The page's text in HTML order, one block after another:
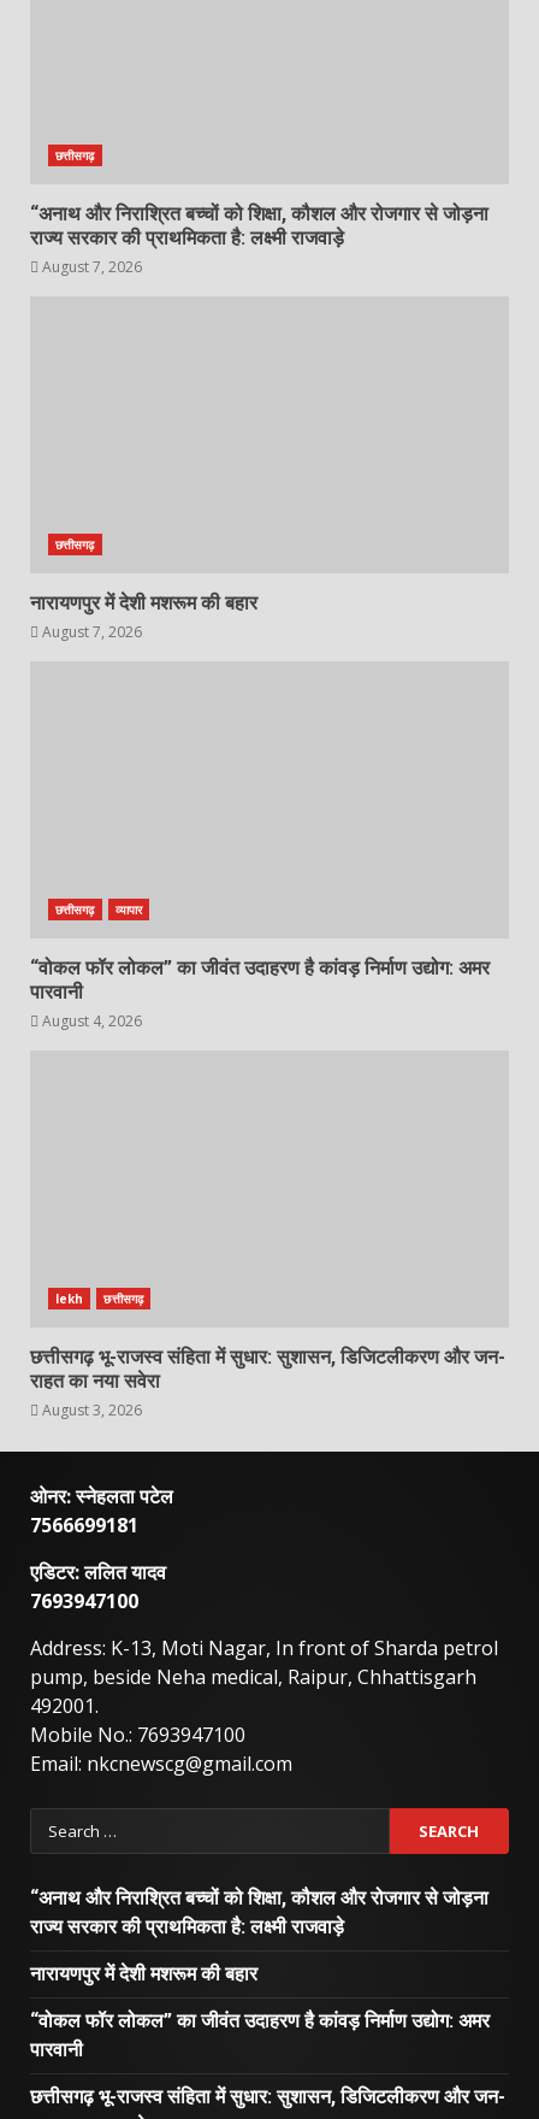
छत्तीसगढ़
“अनाथ और निराश्रित बच्चों को शिक्षा, कौशल और रोजगार से जोड़ना
राज्य सरकार की प्राथमिकता है: लक्ष्मी राजवाड़े
August 7, 2026
छत्तीसगढ़
नारायणपुर में देशी मशरूम की बहार
August 7, 2026
छत्तीसगढ़ व्यापार
“वोकल फॉर लोकल” का जीवंत उदाहरण है कांवड़ निर्माण उद्योग: अमर
पारवानी
August 4, 2026
lekh छत्तीसगढ़
छत्तीसगढ़ भू-राजस्व संहिता में सुधार: सुशासन, डिजिटलीकरण और जन-
राहत का नया सवेरा
August 3, 2026
ओनर: स्नेहलता पटेल
7566699181
एडिटर: ललित यादव
7693947100
Address: K-13, Moti Nagar, In front of Sharda petrol
pump, beside Neha medical, Raipur, Chhattisgarh
492001.
Mobile No.: 7693947100
Email: nkcnewscg@gmail.com
Search
for:
“अनाथ और निराश्रित बच्चों को शिक्षा, कौशल और रोजगार से जोड़ना
राज्य सरकार की प्राथमिकता है: लक्ष्मी राजवाड़े
नारायणपुर में देशी मशरूम की बहार
“वोकल फॉर लोकल” का जीवंत उदाहरण है कांवड़ निर्माण उद्योग: अमर
पारवानी
छत्तीसगढ़ भू-राजस्व संहिता में सुधार: सुशासन, डिजिटलीकरण और जन-